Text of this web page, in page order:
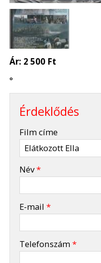
Ár: 2 500 Ft
°
Érdeklődés
Film címe
Név*
E-mail*
Telefonszám*